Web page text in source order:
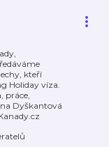
kteří
Holiday víza.
práce,
Dyškantová